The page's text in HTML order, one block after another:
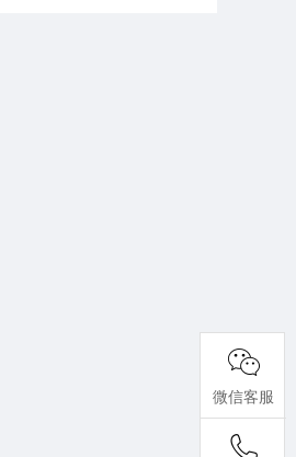
微信客服